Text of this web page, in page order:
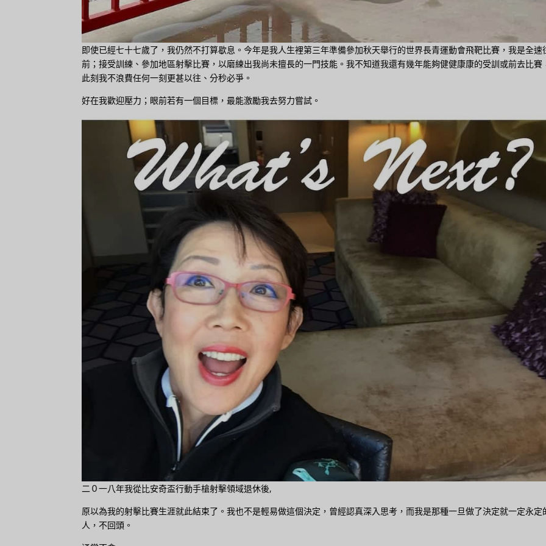
即使已經七十七歲了，我仍然不打算歇息。今年是我人生裡第三年準備參加秋天舉行的世界長青運動會飛靶比賽，我是全速
前；接受訓練、參加地區射擊比賽，以磨練出我尚未擅長的一門技能。我不知道我還有幾年能夠健健康康的受訓或前去比賽
此刻我不浪費任何一刻更甚以往、分秒必爭。
好在我歡迎壓力；眼前若有一個目標，最能激勵我去努力嘗試。
二０一八年我從比安奇盃行動手槍射擊領域退休後,
原以為我的射擊比賽生涯就此結束了。我也不是輕易做這個決定，曾經認真深入思考，而我是那種一旦做了決定就一定永定
人，不回頭。